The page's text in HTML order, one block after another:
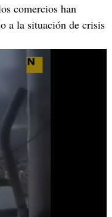
comercios han
a la situación de crisis